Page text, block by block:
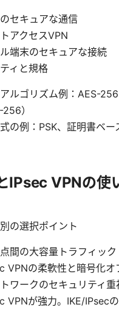
セキュアな通信
アクセスVPN
端末のセキュアな接続
ィと規格
ルゴリズム例：AES-
）
の例：PSK、証明書ベー
IPsec VPNの使
の選択ポイント
間の大容量トラフィック
VPNの柔軟性と暗号化オ
ワークのセキュリティ重
VPNが強力。IKE/IPsec